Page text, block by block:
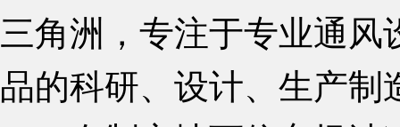
三角洲，专注于专业通
品的科研、设计、生产制